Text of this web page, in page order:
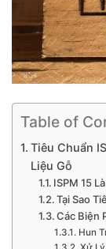
Table of
Tiêu Chuẩn
Liệu Gỗ
ISPM 15
Tại Sao
Các Biện
Hun